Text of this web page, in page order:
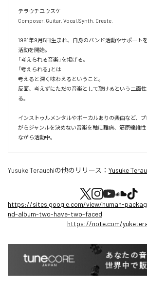
テラウチユウスケ
Composer. Guitar. Vocal.Synth. Create.
1991年9月5日生まれ、自身のバンド活動やサポート
活動を開始。
「考えられる音楽」を掲げる。
「考えられる」とは
考えると深く味わえるということ。
反面、考えずにただの音楽として聴けるという二面
る。
インストゥルメンタルやボーカルありの楽曲など、
がらジャンルを決めない音楽を軸に難病、筋原線維
ながら活動中。
Yusuke Terauchiの他のリリース： Yusuke
https://sites.google.com/view/human-
nd-album-two-have-two-faced
https://note.com/